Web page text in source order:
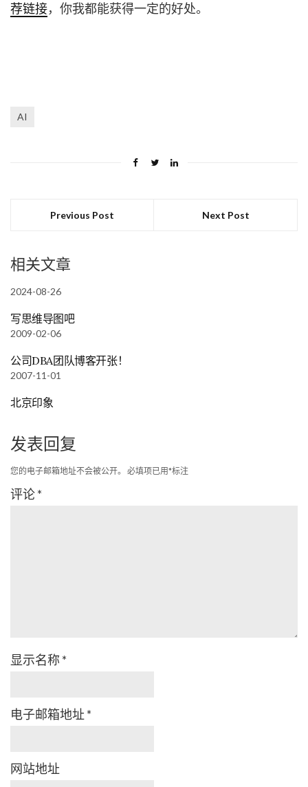
荐链接，你我都能获得一定的好处。
AI
Previous Post Next Post
相关文章
2024-08-26
写思维导图吧
2009-02-06
公司DBA团队博客开张！
2007-11-01
北京印象
发表回复
您的电子邮箱地址不会被公开。 必填项已用*标注
评论*
显示名称 *
电子邮箱地址 *
网站地址